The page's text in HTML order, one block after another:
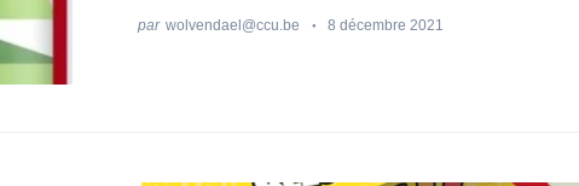
par wolvendael@ccu.be 8 décembre 2021